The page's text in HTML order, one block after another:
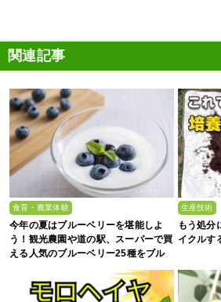
関連記事
食育・農業体験
今年の夏はブルーベリーを堪能しよ
う！観光農園や道の駅、スーパーで買
える人気のブルーベリー25種をブル
生産技術
もう処
イクルす